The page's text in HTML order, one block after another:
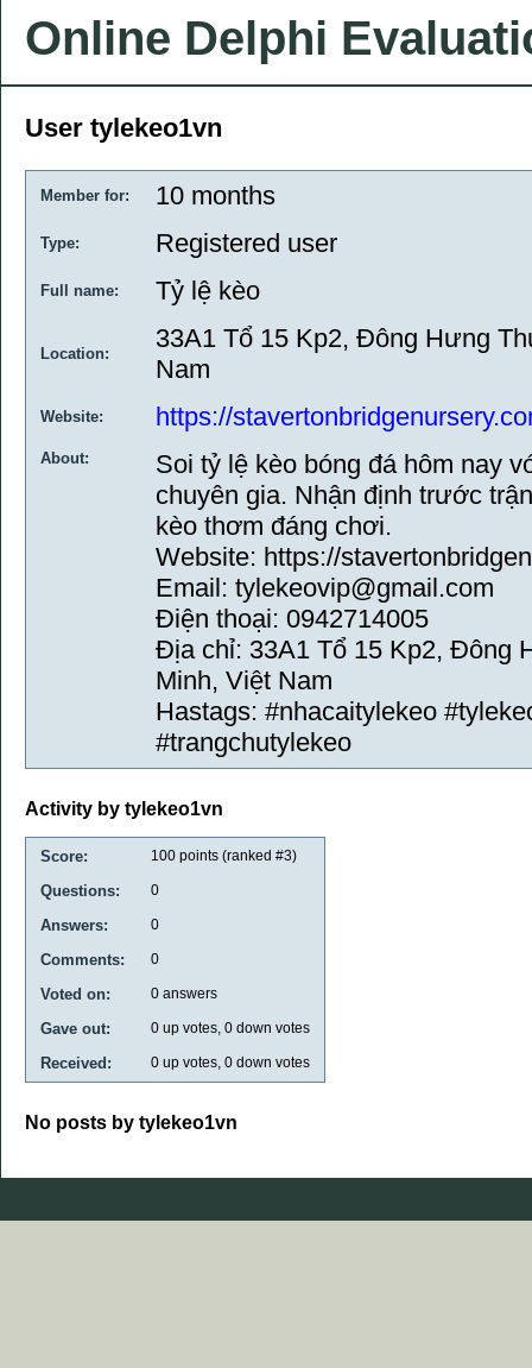
Online Delphi
User tylekeo1vn
Member for: 10 months
Type: Registered user
Full name: Tỷ lệ kèo
Location:
33A1 Tổ 15 Kp2, Đông Hưng
Nam
Website: https://
About:
Soi tỷ lệ kèo bóng đá hôm nay
chuyên gia. Nhận định trước
kèo thơm đáng chơi.
Website: https://
Email: tylekeovip@gmail.com
Điện thoại: 0942714005
Địa chỉ: 33A1 Tổ 15 Kp2, Đông
Minh, Việt Nam
Hastags: #nhacaitylekeo
#trangchutylekeo
Activity by tylekeo1vn
Score: 100 points (ranked #3)
Questions: 0
Answers: 0
Comments: 0
Voted on: 0 answers
Gave out: 0 up votes, 0 down votes
Received: 0 up votes, 0 down votes
No posts by tylekeo1vn